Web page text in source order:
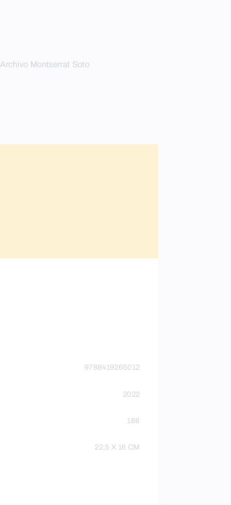
Montserrat Soto
9788419265012
2022
188
22,5 X 16 CM